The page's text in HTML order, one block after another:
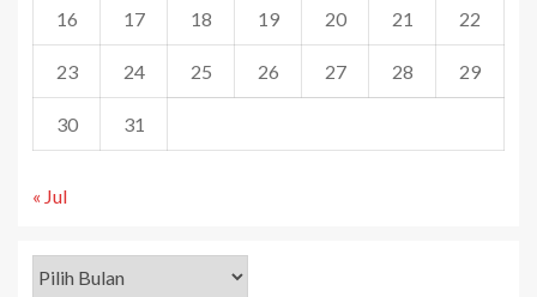
16 17 18 19 20 21 22
23 24 25 26 27 28 29
30 31
« Jul